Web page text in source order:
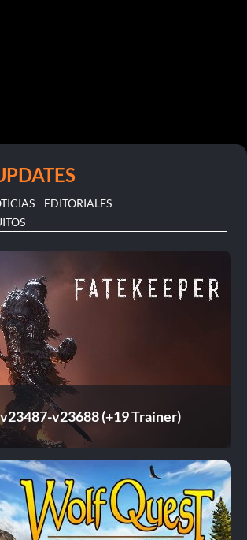
EDITORIALES
v23688 (+19 Trainer)